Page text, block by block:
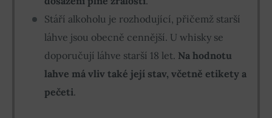
Stáří alkoholu je rozhodující, přičemž starší
láhve jsou obecně cennější. U whisky se
doporučují láhve starší 18 let. Na hodnotu
lahve má vliv také její stav, včetně etikety a
pečeti.